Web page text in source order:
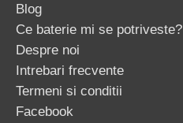
Blog
Ce baterie mi se potriveste?
Despre noi
Intrebari frecvente
Termeni si conditii
Facebook